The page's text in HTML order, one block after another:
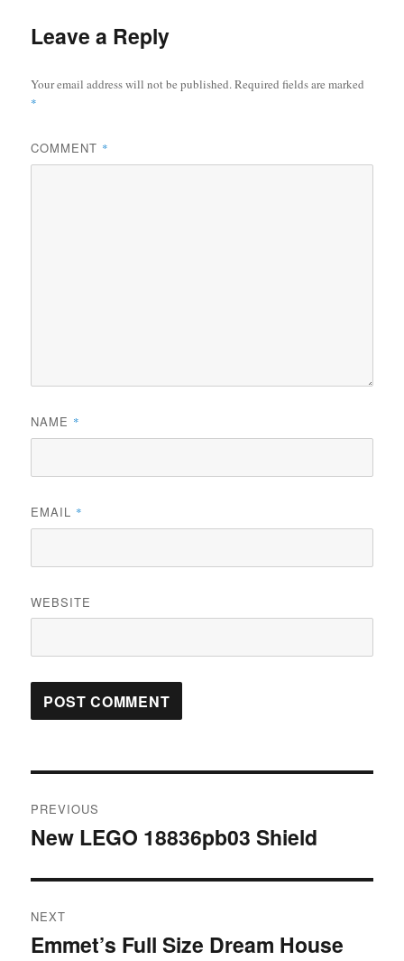
Leave a Reply
Your email address will not be published.Required fields are marked
*
COMMENT *
NAME *
EMAIL *
WEBSITE
navigation
PREVIOUS
Previous
New LEGO 18836pb03 Shield
NEXT
Next
Emmet’s Full Size Dream House